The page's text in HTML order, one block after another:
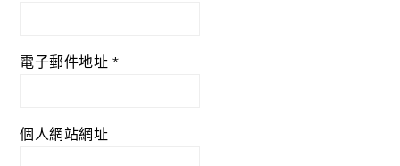
電子郵件地址 *
個人網站網址